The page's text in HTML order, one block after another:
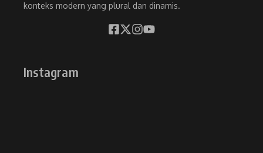
konteks modern yang plural dan dinamis.
Instagram